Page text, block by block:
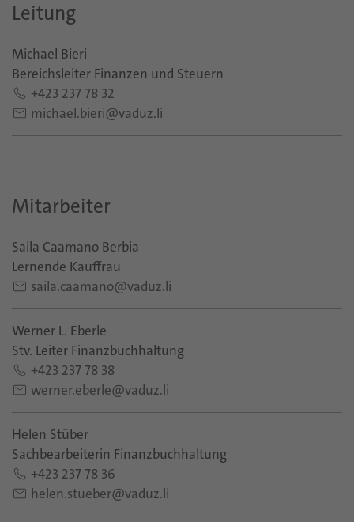
Leitung
Michael Bieri
Bereichsleiter Finanzen und Steuern
+423 237 78 32
michael.bieri@vaduz.li
Mitarbeiter
Saila Caamano Berbia
Lernende Kauffrau
saila.caamano@vaduz.li
Werner L. Eberle
Stv. Leiter Finanzbuchhaltung
+423 237 78 38
werner.eberle@vaduz.li
Helen Stüber
Sachbearbeiterin Finanzbuchhaltung
+423 237 78 36
helen.stueber@vaduz.li